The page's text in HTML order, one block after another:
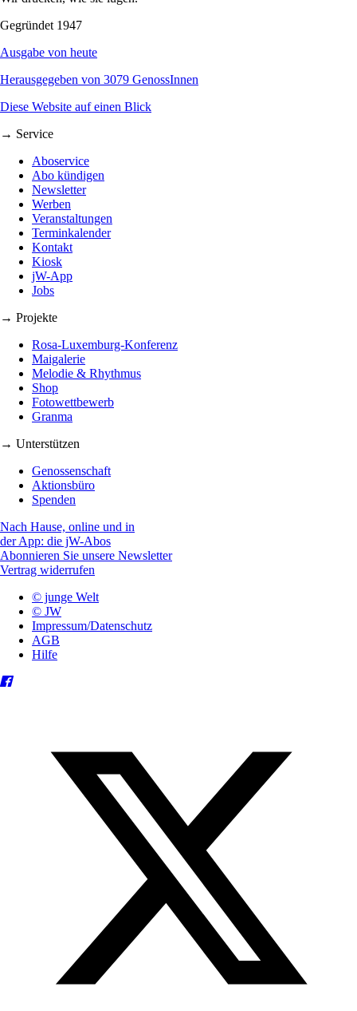
Gegründet 1947
Ausgabe von heute
Herausgegeben von 3079 GenossInnen
Diese Website auf einen Blick
→ Service
Aboservice
Abo kündigen
Newsletter
Werben
Veranstaltungen
Terminkalender
Kontakt
Kiosk
jW-App
Jobs
→ Projekte
Rosa-Luxemburg-Konferenz
Maigalerie
Melodie & Rhythmus
Shop
Fotowettbewerb
Granma
→ Unterstützen
Genossenschaft
Aktionsbüro
Spenden
Nach Hause, online und in
der App: die jW-Abos
Abonnieren Sie unsere Newsletter
Vertrag widerrufen
© junge Welt
© JW
Impressum/Datenschutz
AGB
Hilfe